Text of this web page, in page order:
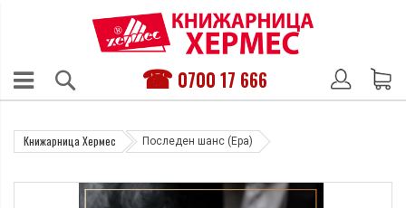
0700 17 666
Книжарница Хермес Последен шанс (Ера)